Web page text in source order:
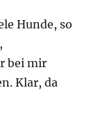
Hunde, so
bei mir
Klar, da